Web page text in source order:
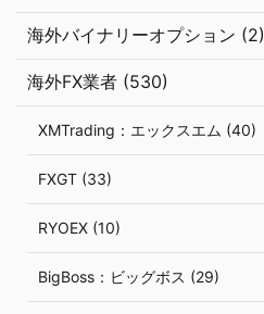
海外バイナリーオプション (2)
海外FX業者 (530)
XMTrading：エックスエム (40)
FXGT (33)
RYOEX (10)
BigBoss：ビッグボス (29)